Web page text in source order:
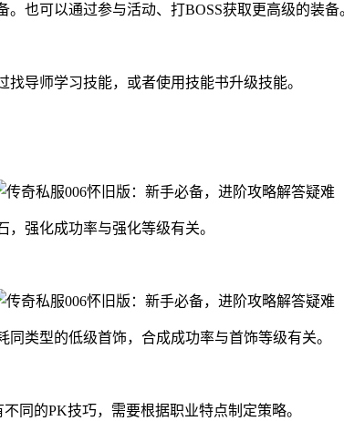
也可以通过参与活动、打BOSS获取更高级的装备
导师学习技能，或者使用技能书升级技能。
强化成功率与强化等级有关。
类型的低级首饰，合成成功率与首饰等级有关。
同的PK技巧，需要根据职业特点制定策略。